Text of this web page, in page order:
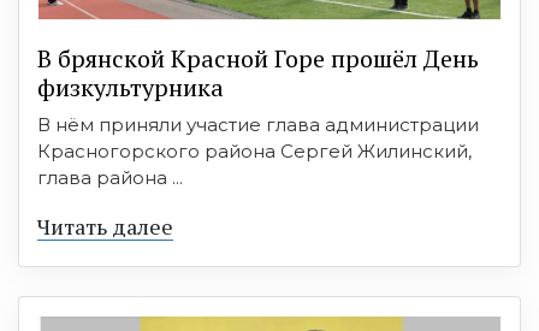
В брянской Красной Горе прошёл День
физкультурника
В нём приняли участие глава администрации
Красногорского района Сергей Жилинский,
глава района ...
Читать далее